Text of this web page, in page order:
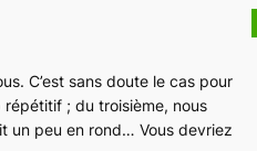
C’est sans doute le cas pour
répétitif ; du troisième, nous
un peu en rond… Vous devriez